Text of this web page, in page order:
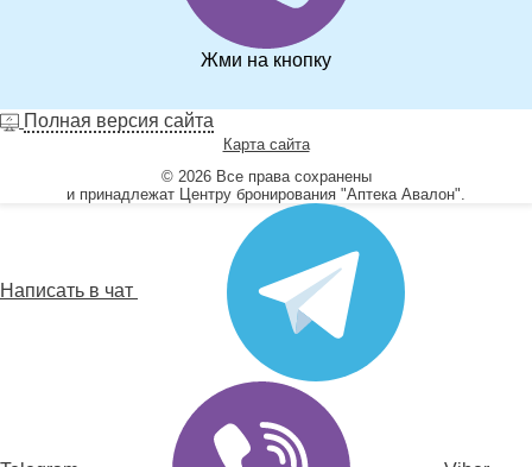
Жми на кнопку
Полная версия сайта
Карта сайта
© 2026 Все права сохранены
и принадлежат Центру бронирования "Аптека Авалон".
Написать в чат